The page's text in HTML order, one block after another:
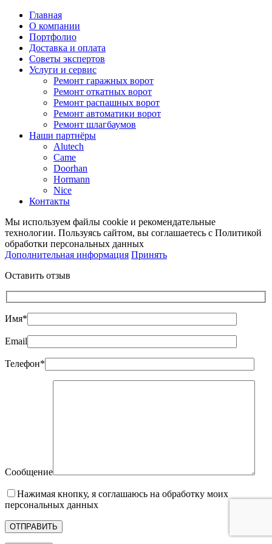
Главная
О компании
Портфолио
Доставка и оплата
Советы экспертов
Услуги и сервис
Ремонт гаражных ворот
Ремонт откатных ворот
Ремонт распашных ворот
Ремонт автоматики ворот
Ремонт шлагбаумов
Наши партнёры
Alutech
Came
Doorhan
Hormann
Nice
Контакты
Мы используем файлы cookie и рекомендательные
технологии. Пользуясь сайтом, вы соглашаетесь с Политикой
обработки персональных данных
Дополнительная информация Принять
Оставить отзыв
Имя*
Email
Телефон*
Сообщение
Нажимая кнопку, я соглашаюсь на обработку моих
персональных данных